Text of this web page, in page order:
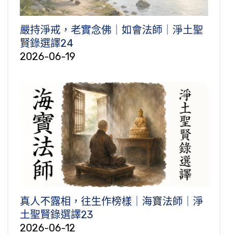
嚴持淨戒，老實念佛｜如會法師｜淨土聖
賢錄選譯24
2026-06-19
真人不露相，往生作榜樣｜海寶法師｜淨
土聖賢錄選譯23
2026-06-12